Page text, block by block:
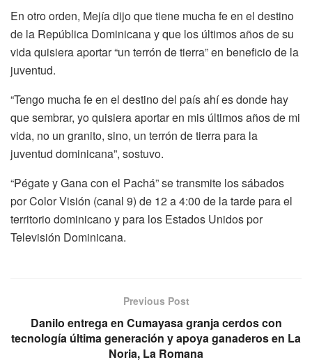
En otro orden, Mejía dijo que tiene mucha fe en el destino
de la República Dominicana y que los últimos años de su
vida quisiera aportar “un terrón de tierra” en beneficio de la
juventud.
“Tengo mucha fe en el destino del país ahí es donde hay
que sembrar, yo quisiera aportar en mis últimos años de mi
vida, no un granito, sino, un terrón de tierra para la
juventud dominicana”, sostuvo.
“Pégate y Gana con el Pachá” se transmite los sábados
por Color Visión (canal 9) de 12 a 4:00 de la tarde para el
territorio dominicano y para los Estados Unidos por
Televisión Dominicana.
Previous Post
Danilo entrega en Cumayasa granja cerdos con
tecnología última generación y apoya ganaderos en La
Noria, La Romana